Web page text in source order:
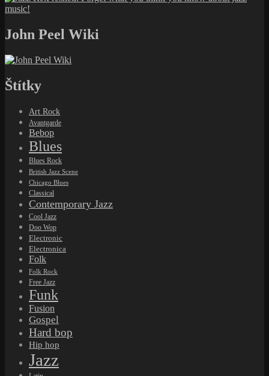
John Peel Wiki
Štítky
Art Rock
Avantgarde
Bebop
Blues
Blues Rock
British Jazz Scene
Chicago Blues
Classical
Contemporary Jazz
Cool Jazz
Doo Wop
Electronic
Electronica
Folk
Folk Rock
Free Jazz
Funk
Fusion
Gospel
Hard bop
Hip hop
Jazz